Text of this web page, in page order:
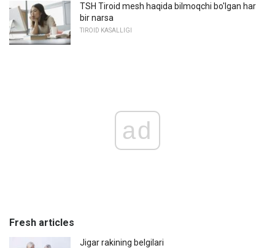
TSH Tiroid mesh haqida bilmoqchi bo'lgan har
bir narsa
TIROID KASALLIGI
ad
Fresh articles
Jigar rakining belgilari